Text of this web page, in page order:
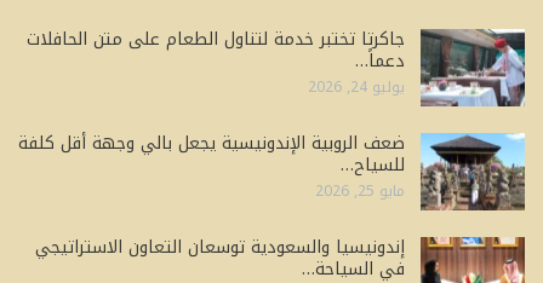
جاكرتا تختبر خدمة لتناول الطعام على متن الحافلات
دعماً…
يوليو 24, 2026
ضعف الروبية الإندونيسية يجعل بالي وجهة أقل كلفة
للسياح…
مايو 25, 2026
إندونيسيا والسعودية توسعان التعاون الاستراتيجي
في السياحة…